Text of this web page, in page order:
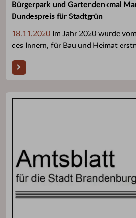
Bürgerpark und Gartendenkmal
Bundespreis für Stadtgrün
18.11.2020 Im Jahr 2020 wurde
des Innern, für Bau und Heimat